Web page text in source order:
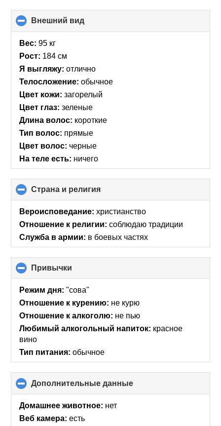
Внешний вид
to
Вес: 95 кг
Рост: 184 см
Я выгляжу: отлично
Телосложение: обычное
Цвет кожи: загорелый
Цвет глаз: зеленые
Длина волос: короткие
Тип волос: прямые
Цвет волос: черные
На теле есть: ничего
Страна и религия
to
collapse
Вероисповедание: христианство
Отношение к религии: соблюдаю традиции
Служба в армии: в боевых частях
Привычки
to
collapse
Режим дня: "сова"
Отношение к курению: не курю
Отношение к алкоголю: не пью
Любимый алкогольный напиток: красное
вино
Тип питания: обычное
Дополнительные данные
to
Домашнее животное: нет
Веб камера: есть